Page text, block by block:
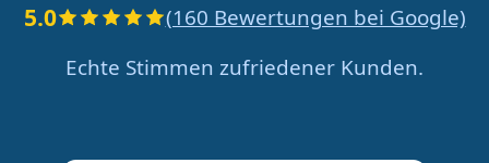
5.0
(160 Bewertungen bei Google)
Echte Stimmen zufriedener Kunden.